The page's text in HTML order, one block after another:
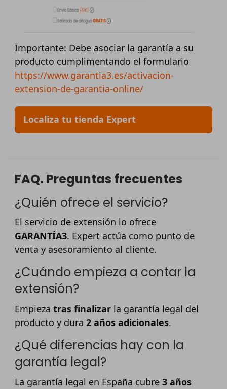
Importante: Debe asociar la garantía a su
producto cumplimentando el formulario
https://www.garantia3.es/activacion-
extension-de-garantia-online/
Localiza tu tienda Expert
FAQ. Preguntas frecuentes
¿Quién ofrece el servicio?
El servicio de extensión lo ofrece
GARANTÍA3. Expert actúa como punto de
venta y asesoramiento al cliente.
¿Cuándo empieza a contar la
extensión?
Empieza tras finalizar la garantía legal del
producto y dura 2 años adicionales.
¿Qué diferencias hay con la
garantía legal?
La garantía legal en España cubre 3 años